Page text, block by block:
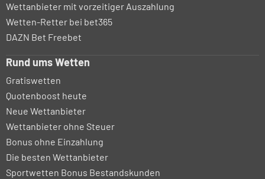
Wettanbieter mit vorzeitiger Auszahlung
Wetten-Retter bei bet365
DAZN Bet Freebet
Rund ums Wetten
Gratiswetten
Quotenboost heute
Neue Wettanbieter
Wettanbieter ohne Steuer
Bonus ohne Einzahlung
Die besten Wettanbieter
Sportwetten Bonus Bestandskunden